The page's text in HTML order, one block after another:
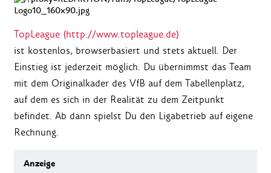
TopLeague (http://www.topleague.de)
ist kostenlos, browserbasiert und stets aktuell. Der
Einstieg ist jederzeit möglich. Du übernimmst das Team
mit dem Originalkader des VfB auf dem Tabellenplatz,
auf dem es sich in der Realität zu dem Zeitpunkt
befindet. Ab dann spielst Du den Ligabetrieb auf eigene
Rechnung.